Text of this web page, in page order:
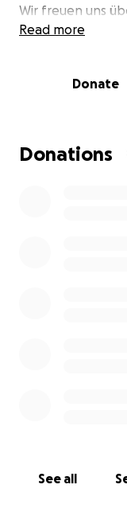
Wir freuen uns
Sportlerinnen ein
Read more
Donate
Donations
See all